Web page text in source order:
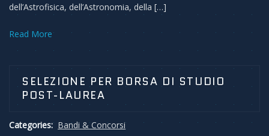
dell’Astrofisica, dell’Astronomia, della […]
Read More
SELEZIONE PER BORSA DI STUDIO
POST-LAUREA
Categories: Bandi & Concorsi